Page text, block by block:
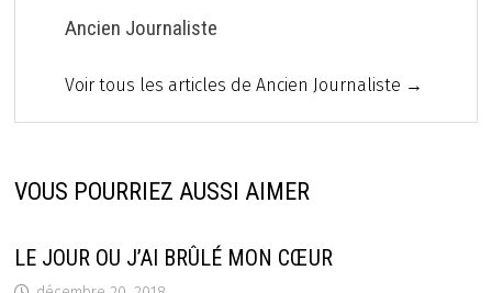
Ancien Journaliste
Voir tous les articles de Ancien Journaliste →
VOUS POURRIEZ AUSSI AIMER
LE JOUR OU J’AI BRÛLÉ MON CŒUR